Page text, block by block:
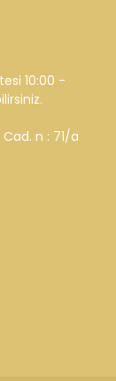
10:00 -
Cad. n : 71/a